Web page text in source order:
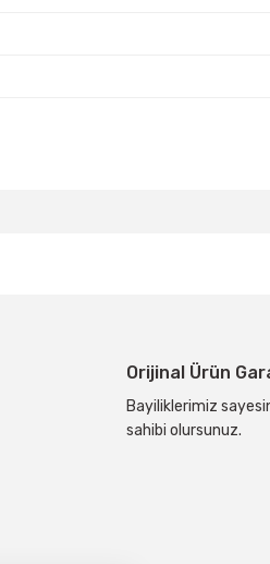
Orijinal Ürün
Bayiliklerimiz
sahibi olursunuz.